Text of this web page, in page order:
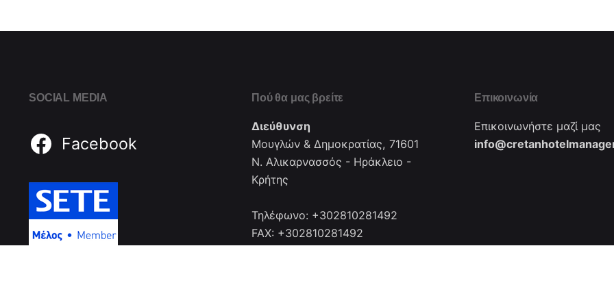
SOCIAL MEDIA
Facebook
Πού θα μας βρείτε
Διεύθυνση
Μουγλών & Δημοκρατίας, 71601
Ν. Αλικαρνασσός - Ηράκλειο -
Κρήτης
Τηλέφωνο: +302810281492
FAX: +302810281492
Επικοινωνία
Επικοινωνήστε μαζί μας